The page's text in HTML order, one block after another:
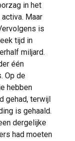
in het
Maar
is
tijd in
miljard.
één
Op de
hebben
gehad, terwijl
is gehaald.
dergelijke
had moeten